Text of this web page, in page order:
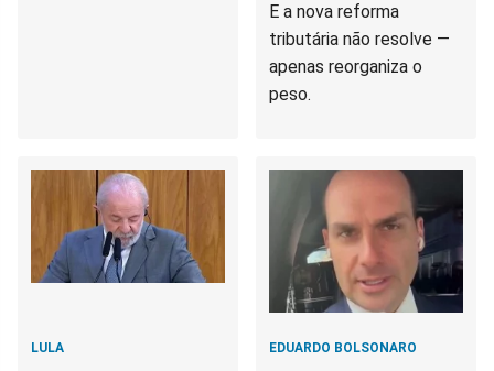
E a nova reforma
tributária não resolve —
apenas reorganiza o
peso.
LULA EDUARDO BOLSONARO